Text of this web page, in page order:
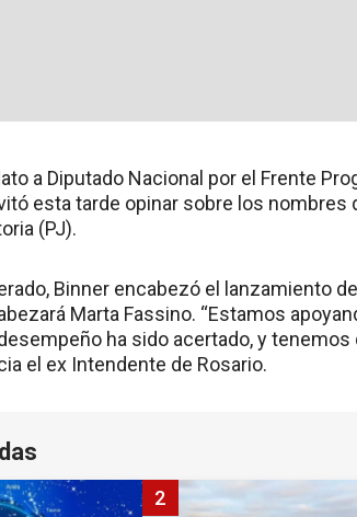
a Diputado Nacional por el Frente
esta tarde opinar sobre los nombres
(PJ).
Binner encabezó el lanzamiento
Marta Fassino. “Estamos
ha sido acertado, y tenemos
el ex Intendente de Rosario.
2